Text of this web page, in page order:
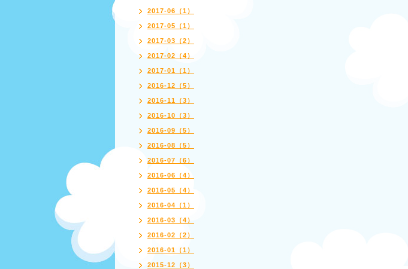
2017-06（1）
2017-05（1）
2017-03（2）
2017-02（4）
2017-01（1）
2016-12（5）
2016-11（3）
2016-10（3）
2016-09（5）
2016-08（5）
2016-07（6）
2016-06（4）
2016-05（4）
2016-04（1）
2016-03（4）
2016-02（2）
2016-01（1）
2015-12（3）